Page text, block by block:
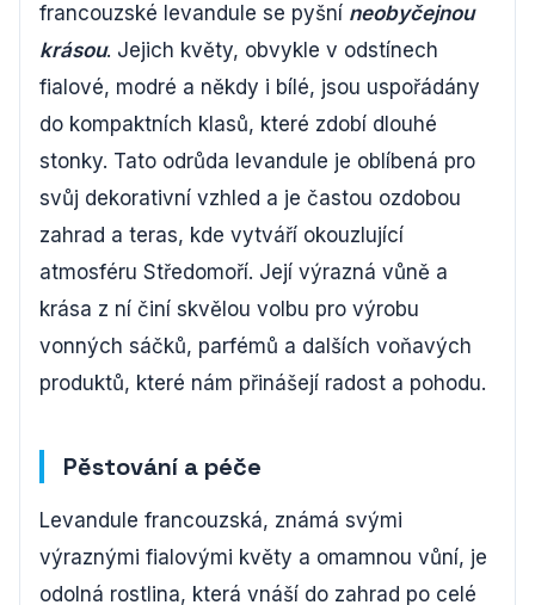
francouzské levandule se pyšní neobyčejnou
krásou. Jejich květy, obvykle v odstínech
fialové, modré a někdy i bílé, jsou uspořádány
do kompaktních klasů, které zdobí dlouhé
stonky. Tato odrůda levandule je oblíbená pro
svůj dekorativní vzhled a je častou ozdobou
zahrad a teras, kde vytváří okouzlující
atmosféru Středomoří. Její výrazná vůně a
krása z ní činí skvělou volbu pro výrobu
vonných sáčků, parfémů a dalších voňavých
produktů, které nám přinášejí radost a pohodu.
Pěstování a péče
Levandule francouzská, známá svými
výraznými fialovými květy a omamnou vůní, je
odolná rostlina, která vnáší do zahrad po celé